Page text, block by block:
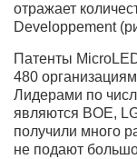
отражает
Developpement
Патенты
480
Лидерами по
являются BOE,
получили много
не подают